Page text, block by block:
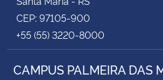
CEP: 97105-900
+55 (55) 3220-8000
CAMPUS PALMEIRA DAS